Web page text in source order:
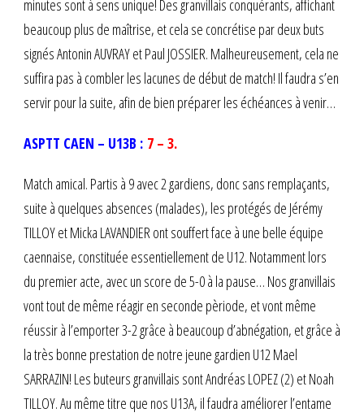
minutes sont à sens unique! Des granvillais conquérants, affichant
beaucoup plus de maîtrise, et cela se concrétise par deux buts
signés Antonin AUVRAY et Paul JOSSIER. Malheureusement, cela ne
suffira pas à combler les lacunes de début de match! Il faudra s’en
servir pour la suite, afin de bien préparer les échéances à venir…
ASPTT CAEN – U13B : 7 – 3.
Match amical. Partis à 9 avec 2 gardiens, donc sans remplaçants,
suite à quelques absences (malades), les protégés de Jérémy
TILLOY et Micka LAVANDIER ont souffert face à une belle équipe
caennaise, constituée essentiellement de U12. Notamment lors
du premier acte, avec un score de 5-0 à la pause… Nos granvillais
vont tout de même réagir en seconde pèriode, et vont même
réussir à l’emporter 3-2 grâce à beaucoup d’abnégation, et grâce à
la très bonne prestation de notre jeune gardien U12 Mael
SARRAZIN! Les buteurs granvillais sont Andréas LOPEZ (2) et Noah
TILLOY. Au même titre que nos U13A, il faudra améliorer l’entame